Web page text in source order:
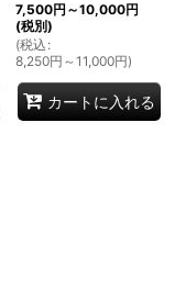
7,500円 ～10,000円
(税別)
(税込 :
8,250円 ～11,000円)
カートに入れる